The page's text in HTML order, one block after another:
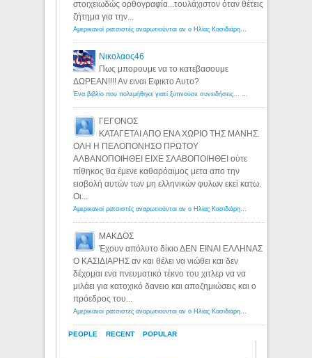
PEOPLE RECENT POPULAR
στοιχειωδώς ορθογραφία...τουλάχιστον όταν θέτεις
ζήτημα για την...
Αμερικανοί ρατσιστές αναρωτιούνται αν ο Ηλίας Κασιδιάρης ανήκει στη λευκή φυλή... - Λόγιος Ερμής
Νικολαος46
Πως μπορουμε να το κατεβασουμε
ΔΩΡΕΑΝ!!!! Αν ειναι Εφικτο Αυτο?
Ένα βιβλίο που πολεμήθηκε γιατί ξυπνούσε συνειδήσεις... - Λόγιος Ερμής | Η γνώση ξεκινάει με την αναζήτηση...
ΓΕΓΟΝΟΣ
ΚΑΤΑΓΕΤΑΙ ΑΠΟ ΕΝΑ ΧΩΡΙΟ ΤΗΣ ΜΑΝΗΣ.
ΟΛΗ Η ΠΕΛΟΠΟΝΗΣΟ ΠΡΩΤΟΥ
ΑΛΒΑΝΟΠΟΙΗΘΕΙ ΕΙΧΕ ΣΛΑΒΟΠΟΙΗΘΕΙ ούτε
πίθηκος θα έμενε καθαρόαιμος μετα απο την
εισβολή αυτών των μη ελληνικών φυλων εκεί κατω.
Οι...
Αμερικανοί ρατσιστές αναρωτιούνται αν ο Ηλίας Κασιδιάρης ανήκει στη λευκή φυλή... - Λόγιος Ερμής
ΜΑΚΔΟΣ
Έχουν απόλυτο δίκιο ΔΕΝ ΕΙΝΑΙ ΕΛΛΗΝΑΣ
Ο ΚΑΣΙΔΙΑΡΗΣ αν και θέλει να νιώθει και δεν
δέχομαι ενα πνευματικό τέκνο του χιτλερ να να
μιλάει για κατοχικό δανειο και αποζημιώσεις και ο
πρόεδρος του...
Αμερικανοί ρατσιστές αναρωτιούνται αν ο Ηλίας Κασιδιάρης ανήκει στη λευκή φυλή... - Λόγιος Ερμής